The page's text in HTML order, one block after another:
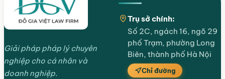
Giải pháp pháp lý chuyên
nghiệp cho cá nhân và
doanh nghiệp.
Trụ sở chính:
Số 2C, ngách 16, ngõ 29
phố Trạm, phường Long
Biên, thành phố Hà Nội
Chỉ đường